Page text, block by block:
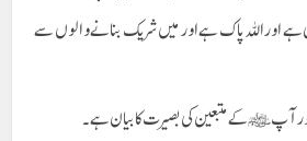
اور اللہ پاک ہے اور میں شریک بنانے والوں سے
کے متبعین کی بصیرت کا بیان ہے۔